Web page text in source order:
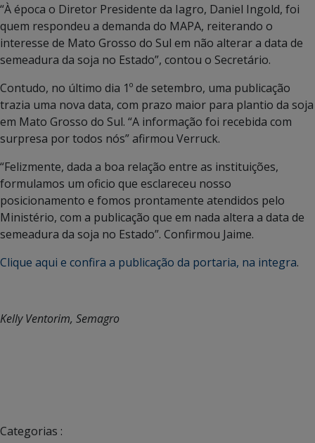
“À época o Diretor Presidente da Iagro, Daniel Ingold, foi
quem respondeu a demanda do MAPA, reiterando o
interesse de Mato Grosso do Sul em não alterar a data de
semeadura da soja no Estado”, contou o Secretário.
Contudo, no último dia 1º de setembro, uma publicação
trazia uma nova data, com prazo maior para plantio da soja
em Mato Grosso do Sul. “A informação foi recebida com
surpresa por todos nós” afirmou Verruck.
“Felizmente, dada a boa relação entre as instituições,
formulamos um oficio que esclareceu nosso
posicionamento e fomos prontamente atendidos pelo
Ministério, com a publicação que em nada altera a data de
semeadura da soja no Estado”. Confirmou Jaime.
Clique aqui e confira a publicação da portaria, na integra.
Kelly Ventorim, Semagro
Categorias :